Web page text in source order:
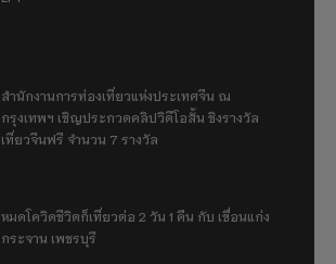
สำนักงานการท่องเที่ยวแห่งประเทศจีน ณ
กรุงเทพฯ เชิญประกวดคลิปวิดีโอสั้น ชิงรางวัล
เที่ยวจีนฟรี จำนวน 7 รางวัล
หมดโควิดชีวิตก็เที่ยวต่อ 2 วัน 1 คืน กับ เขื่อนแก่ง
กระจาน เพชรบุรี